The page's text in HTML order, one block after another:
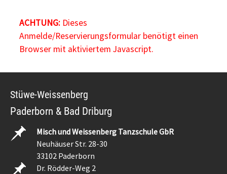
ACHTUNG:Dieses
Anmelde/Reservierungsformular benötigt einen
Browser mit aktiviertem Javascript.
Stüwe-Weissenberg
Paderborn & Bad Driburg
Misch und Weissenberg Tanzschule GbR
Neuhäuser Str. 28-30
33102 Paderborn
Dr. Rödder-Weg 2